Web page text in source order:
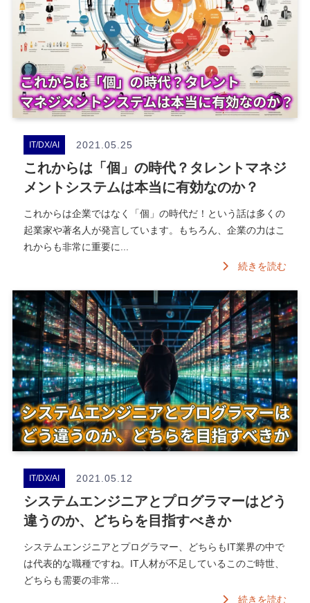
IT/DX/AI 2021.05.25
これからは「個」の時代？タレントマネジ
メントシステムは本当に有効なのか？
これからは企業ではなく「個」の時代だ！という話は多くの
起業家や著名人が発言しています。もちろん、企業の力はこ
れからも非常に重要に...
続きを読む
IT/DX/AI 2021.05.12
システムエンジニアとプログラマーはどう
違うのか、どちらを目指すべきか
システムエンジニアとプログラマー、どちらもIT業界の中で
は代表的な職種ですね。IT人材が不足しているこのご時世、
どちらも需要の非常...
続きを読む